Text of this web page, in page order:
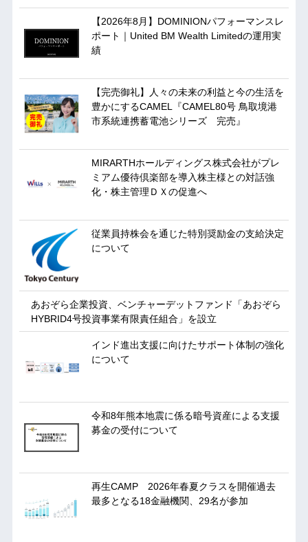
【2026年8月】DOMINIONパフォーマンスレ
ポート｜United BM Wealth Limitedの運用実
績
【完売御礼】人々の未来の利益と今の生活を
豊かにするCAMEL『CAMEL80号 鳥取境港
市系統連携蓄電池シリーズ 完売』
MIRARTHホールディングス株式会社がプレ
ミアム優待倶楽部を導入株主様との対話強
化・株主管理ＤＸの促進へ
従業員持株会を通じた特別奨励金の支給決定
について
あおぞら企業投資、ベンチャーデットファンド「あおぞら
HYBRID4号投資事業有限責任組合」を設立
インド進出支援に向けたサポート体制の強化
について
令和8年熊本地震に係る暗号資産による支援
募金の受付について
再生CAMP 2026年春夏クラスを開催過去
最多となる18金融機関、29名が参加